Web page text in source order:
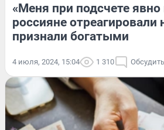
«Меня при подсчете явно
россияне отреагировали
признали богатыми
4 июля, 2024, 15:04 1 310 Обсудить